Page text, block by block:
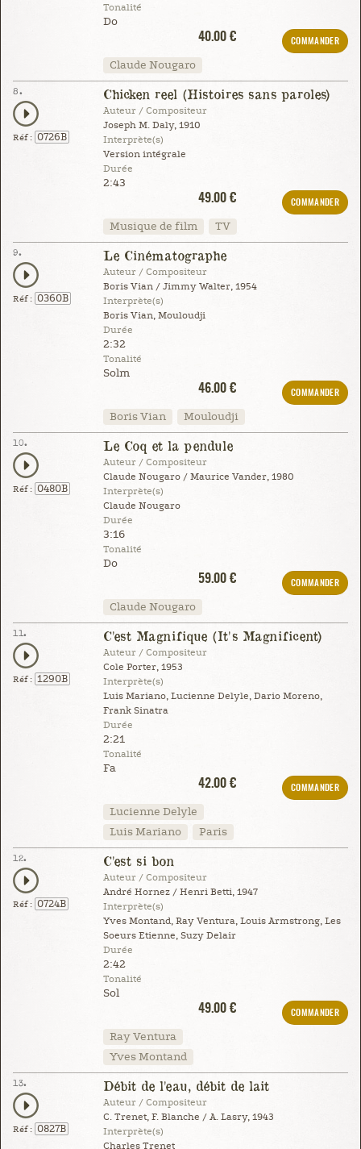
Tonalité
Do
40.00 €
COMMANDER
Claude Nougaro
8.
Réf : 0726B
Chicken reel (Histoires sans paroles)
Auteur / Compositeur
Joseph M. Daly, 1910
Interprète(s)
Version intégrale
Durée
2:43
49.00 €
COMMANDER
Musique de film TV
9.
Réf : 0360B
Le Cinématographe
Auteur / Compositeur
Boris Vian / Jimmy Walter, 1954
Interprète(s)
Boris Vian, Mouloudji
Durée
2:32
Tonalité
Solm
46.00 €
COMMANDER
Boris Vian Mouloudji
10.
Réf : 0480B
Le Coq et la pendule
Auteur / Compositeur
Claude Nougaro / Maurice Vander, 1980
Interprète(s)
Claude Nougaro
Durée
3:16
Tonalité
Do
59.00 €
COMMANDER
Claude Nougaro
11.
Réf : 1290B
C'est Magnifique (It's Magnificent)
Auteur / Compositeur
Cole Porter, 1953
Interprète(s)
Luis Mariano, Lucienne Delyle, Dario Moreno,
Frank Sinatra
Durée
2:21
Tonalité
Fa
42.00 €
COMMANDER
Lucienne Delyle
Luis Mariano
Paris
12.
Réf : 0724B
C'est si bon
Auteur / Compositeur
André Hornez / Henri Betti, 1947
Interprète(s)
Yves Montand, Ray Ventura, Louis Armstrong, Les
Soeurs Etienne, Suzy Delair
Durée
2:42
Tonalité
Sol
49.00 €
COMMANDER
Ray Ventura
Yves Montand
13.
Réf : 0827B
Débit de l'eau, débit de lait
Auteur / Compositeur
C. Trenet, F. Blanche / A. Lasry, 1943
Interprète(s)
Charles Trenet